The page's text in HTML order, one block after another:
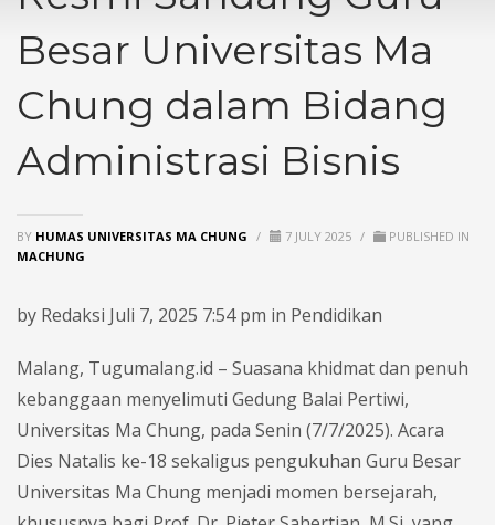
Besar Universitas Ma
Chung dalam Bidang
Administrasi Bisnis
BY HUMAS UNIVERSITAS MA CHUNG / 7 JULY 2025 /
PUBLISHED IN
MACHUNG
by Redaksi Juli 7, 2025 7:54 pm in Pendidikan
Malang, Tugumalang.id – Suasana khidmat dan penuh
kebanggaan menyelimuti Gedung Balai Pertiwi,
Universitas Ma Chung, pada Senin (7/7/2025). Acara
Dies Natalis ke-18 sekaligus pengukuhan Guru Besar
Universitas Ma Chung menjadi momen bersejarah,